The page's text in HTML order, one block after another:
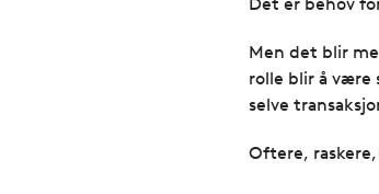
Men det blir
rolle blir å være
selve
Oftere,